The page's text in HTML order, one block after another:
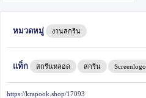
หมวดหมู่ งานสกรีน
แท็ก สกรีนหลอด สกรีน Screenlogo
https://krapook.shop/17093